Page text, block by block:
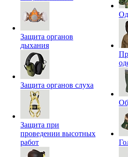
Защита органов
дыхания
Защита органов слуха
Защита при
проведении высотных
работ